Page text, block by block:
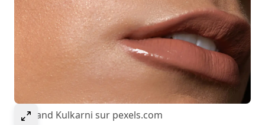
Sélectionner pour agrandir l’image
© Anand Kulkarni sur pexels.com